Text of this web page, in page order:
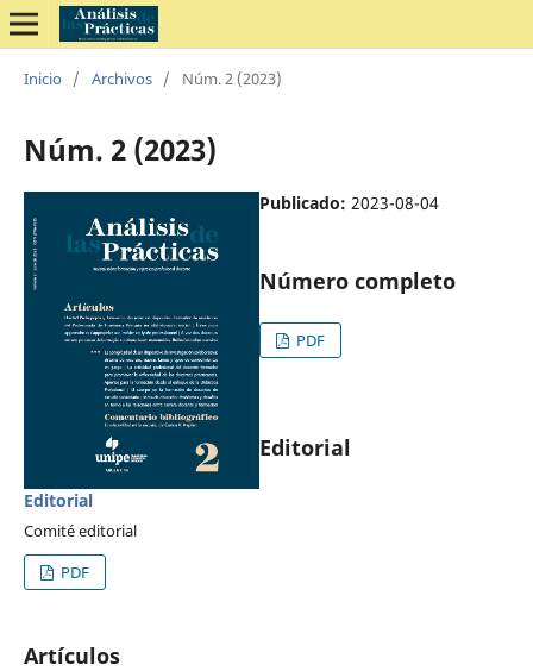
Inicio / Archivos / Núm. 2 (2023)
Núm. 2 (2023)
Publicado: 2023-08-04
Número completo
PDF
Editorial
Editorial
Comité editorial
PDF
Artículos